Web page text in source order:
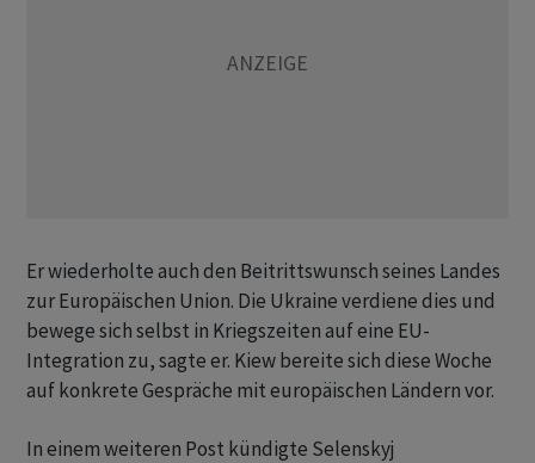
Er wiederholte auch den Beitrittswunsch seines Landes
zur Europäischen Union. Die Ukraine verdiene dies und
bewege sich selbst in Kriegszeiten auf eine EU-
Integration zu, sagte er. Kiew bereite sich diese Woche
auf konkrete Gespräche mit europäischen Ländern vor.
In einem weiteren Post kündigte Selenskyj